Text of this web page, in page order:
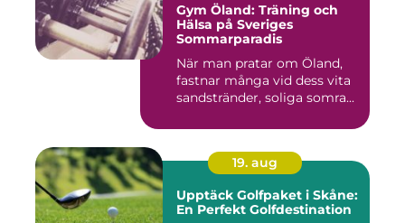
Gym Öland: Träning och
Hälsa på Sveriges
Sommarparadis
När man pratar om Öland,
fastnar många vid dess vita
sandstränder, soliga somra...
19. aug
Upptäck Golfpaket i Skåne:
En Perfekt Golfdestination